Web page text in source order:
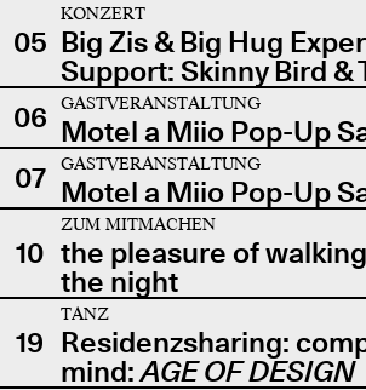
05
KONZERT
Big Zis & Big Hug
Support: Skinny Bird &
06
GASTVERANSTALTUNG
Motel a Miio Pop-Up
07
GASTVERANSTALTUNG
Motel a Miio Pop-Up
10
ZUM MITMACHEN
the pleasure of
the night
19
TANZ
Residenzsharing:
mind:AGE OF DESIGN